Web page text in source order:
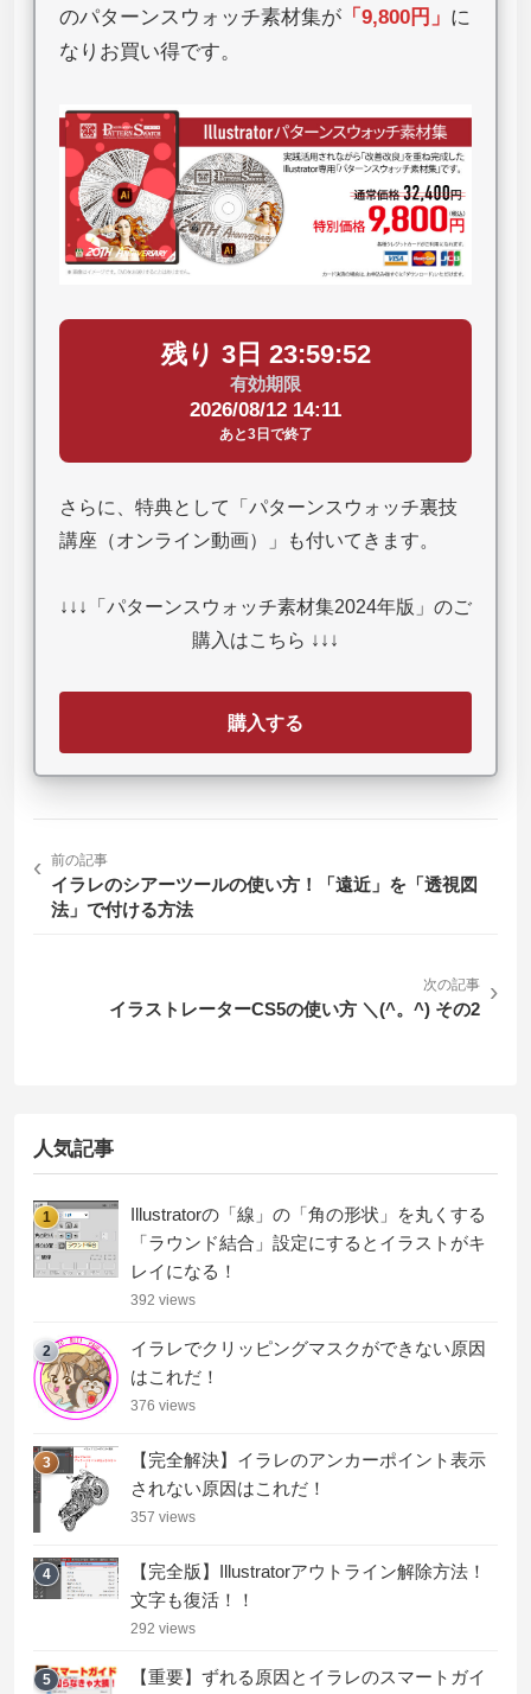
のパターンスウォッチ素材集が 「 9,800円 」 に
なりお買い得です。
残り 3日 23:59:51
有効期限
2026/08/12 14:11
あと3日で終了
さらに、特典として「パターンスウォッチ裏技
講座（オンライン動画）」も付いてきます。
↓↓↓「パターンスウォッチ素材集2024年版」のご
購入はこちら ↓↓↓
購入する
‹ 前の記事
イラレのシアーツールの使い方！「遠近」を「透視図
法」で付ける方法
次の記事
イラストレーターCS5の使い方 ＼(^。^) その2
›
人気記事
1
Illustratorの「線」の「角の形状」を丸くする
「ラウンド結合」設定にするとイラストがキ
レイになる！
392 views
2
イラレでクリッピングマスクができない原因
はこれだ！
376 views
3
【完全解決】イラレのアンカーポイント表示
されない原因はこれだ！
357 views
4
【完全版】Illustratorアウトライン解除方法！
文字も復活！！
292 views
5 【重要】ずれる原因とイラレのスマートガイ